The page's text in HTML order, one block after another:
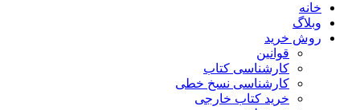
خانه
وبلاگ
روش خرید
قوانین
کارشناسی کتاب
کارشناسی نسخ خطی
خرید کتاب خارجی